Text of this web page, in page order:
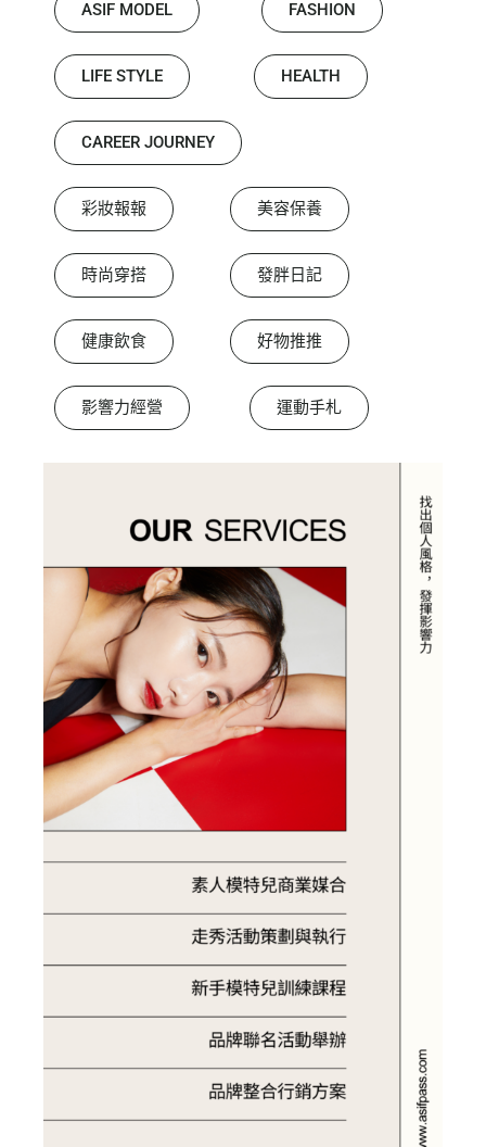
ASIF MODEL FASHION
LIFE STYLE HEALTH
CAREER JOURNEY
彩妝報報 美容保養
時尚穿搭 發胖日記
健康飲食 好物推推
影響力經營 運動手札